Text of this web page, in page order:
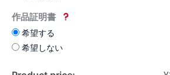
作品証明書
希望する
希望しない